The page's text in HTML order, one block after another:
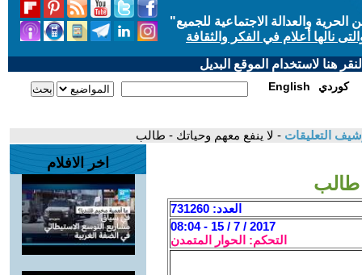
والعدالة الاجتماعية للجميع"
نالها أعلام في الفكر والثقافة
هنا لاستخدام الموقع البديل
English كوردي
التعليقات - لا ينفع معهم وحياتك - طالب
طالب
العدد: 731260
2017 / 7 / 15 - 08:04
التحكم: الحوار المتمدن
اخر الافلام